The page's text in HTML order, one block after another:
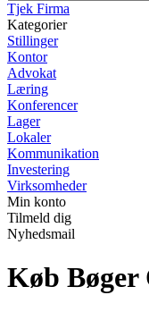
Tjek Firma
Kategorier
Stillinger
Kontor
Advokat
Læring
Konferencer
Lager
Lokaler
Kommunikation
Investering
Virksomheder
Min konto
Tilmeld dig
Nyhedsmail
Køb Bøger